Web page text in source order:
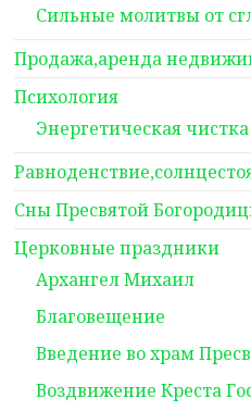
Сильные молитвы от
Продажа,аренда
Психология
Энергетическая чистка
Сны Пресвятой
Церковные праздники
Архангел Михаил
Благовещение
Введение во храм
Воздвижение Креста